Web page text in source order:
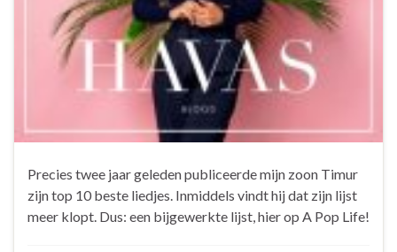
Precies twee jaar geleden publiceerde mijn zoon Timur
zijn top 10 beste liedjes. Inmiddels vindt hij dat zijn lijst
meer klopt. Dus: een bijgewerkte lijst, hier op A Pop Life!